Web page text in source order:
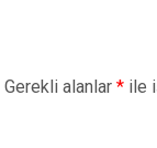
Gerekli alanlar * ile